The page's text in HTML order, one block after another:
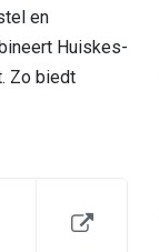
en
Huiskes-
Zo biedt